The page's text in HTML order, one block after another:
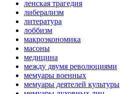
ленская трагедия
либерализм
литература
лоббизм
макроэкономика
масоны
медицина
между двумя революциями
мемуары военных
мемуары деятелей культуры